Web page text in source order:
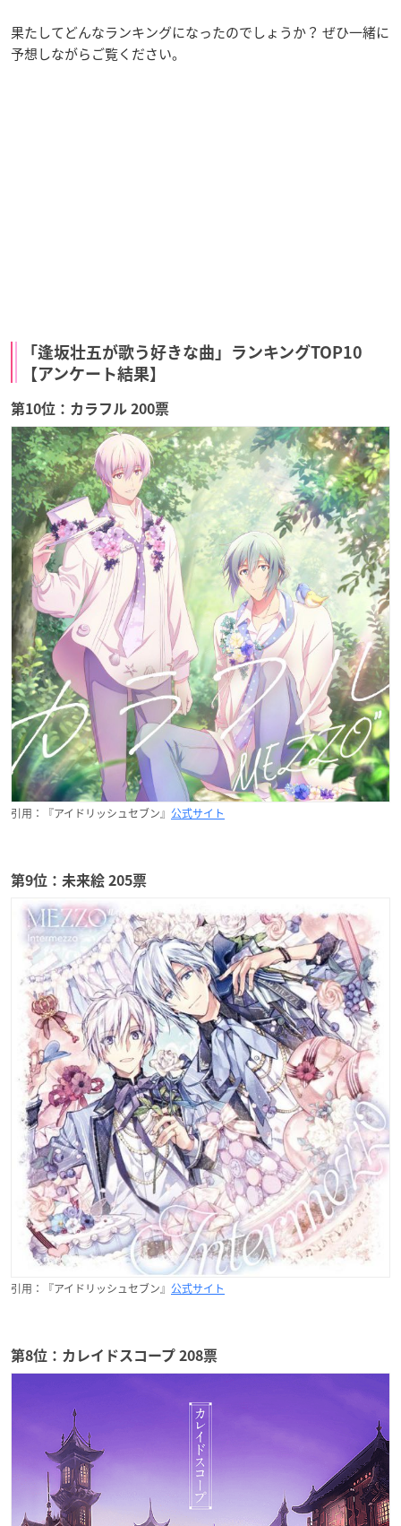
果たしてどんなランキングになったのでしょうか？ ぜひ一緒に
予想しながらご覧ください。
「逢坂壮五が歌う好きな曲」ランキングTOP10
【アンケート結果】
第10位：カラフル 200票
引用：『アイドリッシュセブン』 公式サイト
第9位：未来絵 205票
引用：『アイドリッシュセブン』 公式サイト
第8位：カレイドスコープ 208票